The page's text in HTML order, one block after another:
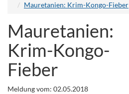
Mauretanien: Krim-Kongo-Fieber
Mauretanien:
Krim-Kongo-
Fieber
Meldung vom: 02.05.2018